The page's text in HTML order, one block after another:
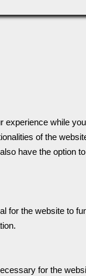
while
of the
have the option
for the website to
for the